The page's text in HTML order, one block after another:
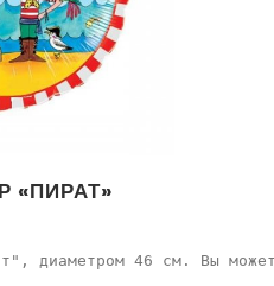
«ПИРАТ»
диаметром 46 см. Вы